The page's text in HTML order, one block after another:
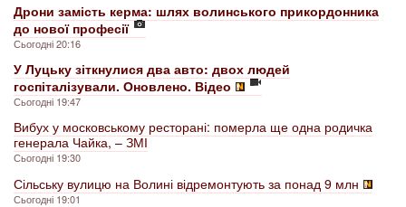
Дрони замість керма: шлях волинського прикордонника
до нової професії
Сьогодні 20:16
У Луцьку зіткнулися два авто: двох людей
госпіталізували. Оновлено. Відео
Сьогодні 19:47
Вибух у московському ресторані: померла ще одна родичка
генерала Чайка, – ЗМІ
Сьогодні 19:30
Сільську вулицю на Волині відремонтують за понад 9 млн
Сьогодні 19:01